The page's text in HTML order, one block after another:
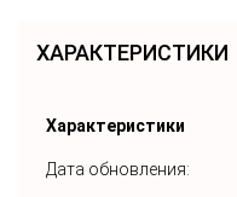
ХАРАКТЕРИСТИКИ
Характеристики
Дата обновления: